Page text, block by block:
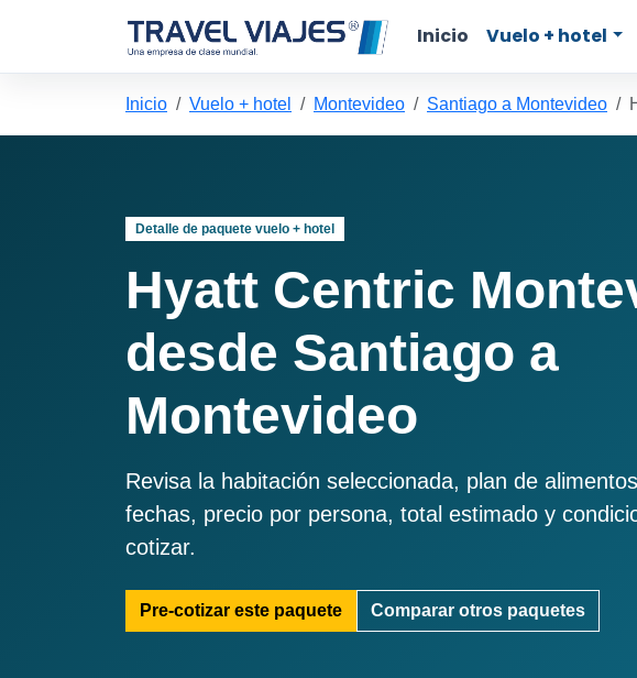
Inicio Vuelo + hotel
Inicio Vuelo + hotel Montevideo Santiago a Montevideo
Detalle de paquete vuelo + hotel
Hyatt Centric
desde Santiago a
Montevideo
Revisa la habitación seleccionada, plan de
fechas, precio por persona, total estimado y
cotizar.
Pre-cotizar este paquete Comparar otros paquetes